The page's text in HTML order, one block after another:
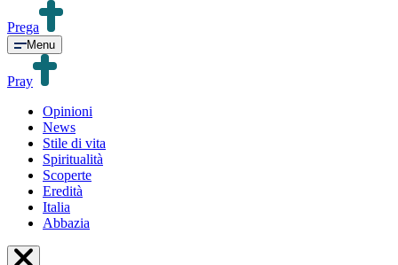
Prega
Menu
Pray
Opinioni
News
Stile di vita
Spiritualità
Scoperte
Eredità
Italia
Abbazia